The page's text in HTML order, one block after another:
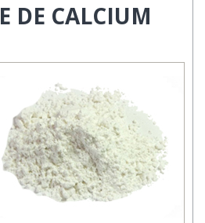
DE CALCIUM